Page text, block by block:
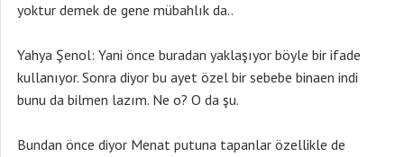
yoktur demek de gene mübahlık da..
Yahya Şenol: Yani önce buradan yaklaşıyor böyle bir ifade
kullanıyor. Sonra diyor bu ayet özel bir sebebe binaen indi
bunu da bilmen lazım. Ne o? O da şu.
Bundan önce diyor Menat putuna tapanlar özellikle de